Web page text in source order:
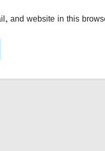
and website in this